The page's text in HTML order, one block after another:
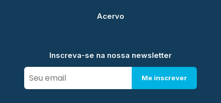
Acervo
Inscreva-se na nossa newsletter
Me inscrever